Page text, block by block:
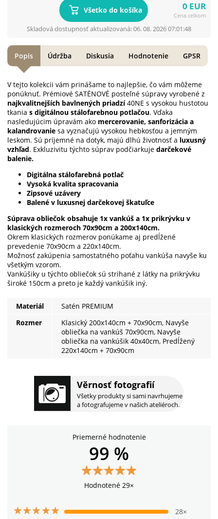
Všetko do košíka 0 EUR
Cena celkom
Skladová dostupnosť aktualizovaná: 06. 08. 2026 07:01:48
Věrnosť fotografií
Všetky produkty si sami navrhujeme
a fotografujeme v našich ateliéroch.
V tejto kolekcii vám prinášame to najlepšie, čo vám môžeme
ponúknuť. Prémiové SATÉNOVÉ posteľné súpravy vyrobené z
najkvalitnejších bavlnených priadzí40NE s vysokou hustotou
tkania s digitálnou stálofarebnou potlačou. Vďaka
nasledujúcim úpravám ako mercerovanie, sanforizácia a
kalandrovanie sa vyznačujú vysokou hebkosťou a jemným
leskom. Sú príjemné na dotyk, majú dlhú životnosť a luxusný
vzhľad. Exkluzivitu týchto súprav podčiarkuje darčekové
balenie.
Digitálna stálofarebná potlač
Vysoká kvalita spracovania
Zipsové uzávery
Balené v luxusnej darčekovej škatuľce
Súprava obliečok obsahuje 1x vankúš a 1x prikrývku v
klasických rozmeroch 70x90cm a 200x140cm.
Okrem klasických rozmerov ponúkame aj predĺžené
prevedenie 70x90cm a 220x140cm.
Možnosť zakúpenia samostatného poťahu vankúša navyše ku
všetkým vzorom.
Vankúšiky u týchto obliečok sú strihané z látky na prikrývku
široké 150cm a preto je každý vankúšik iný.
Materiál
Satén PREMIUM
Rozmer
Klasický 200x140cm + 70x90cm, Navyše
obliečka na vankúš 70x90cm, Navyše
obliečka na vankúšik 40x40cm, Predĺžený
220x140cm + 70x90cm
Popis Údržba Diskusia Hodnotenie GPSR
Priemerné hodnotenie
99 %
Hodnotené 29×
28×